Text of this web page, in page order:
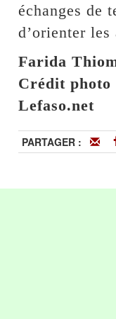
échanges de
d’orienter
Farida
Crédit photo
Lefaso.net
PARTAGER :